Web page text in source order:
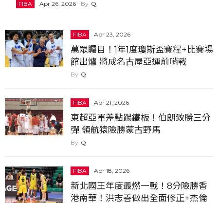
FIBA Apr 26, 2026 Q
FIBA Apr 23, 2026
萬眾矚目！1年1度瓊斯盃賽程+比賽場
館出爐 將成名古屋亞運前哨戰
Q
FIBA Apr 21, 2026
東超亞軍差點踢鐵板！伯朗致勝三分
彈 領航猿險勝蒙古野馬
Q
FIBA Apr 18, 2026
新北國王年度最燃一戰！8分險勝香
港南華！洪志善做出全面修正+杰倫